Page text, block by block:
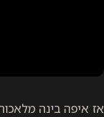
אז איפה בינה